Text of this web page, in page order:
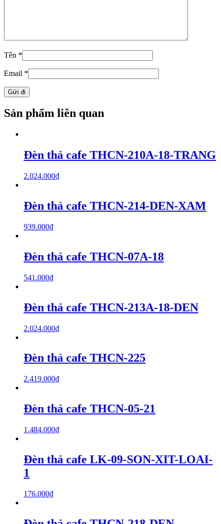
Tên *
Email *
Sản phẩm liên quan
Đèn thả cafe THCN-210A-18-TRANG
2.024.000₫
Đèn thả cafe THCN-214-DEN-XAM
939.000₫
Đèn thả cafe THCN-07A-18
541.000₫
Đèn thả cafe THCN-213A-18-DEN
2.024.000₫
Đèn thả cafe THCN-225
2.419.000₫
Đèn thả cafe THCN-05-21
1.484.000₫
Đèn thả cafe LK-09-SON-XIT-LOAI-
1
176.000₫